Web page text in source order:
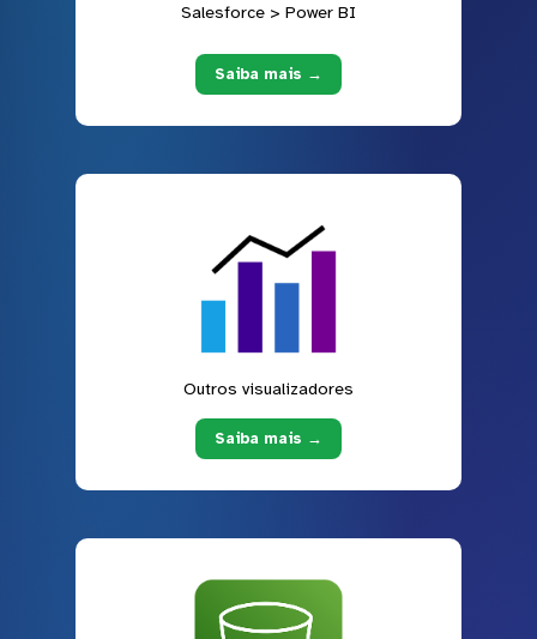
Salesforce > Power BI
Saiba mais →
Outros visualizadores
Saiba mais →